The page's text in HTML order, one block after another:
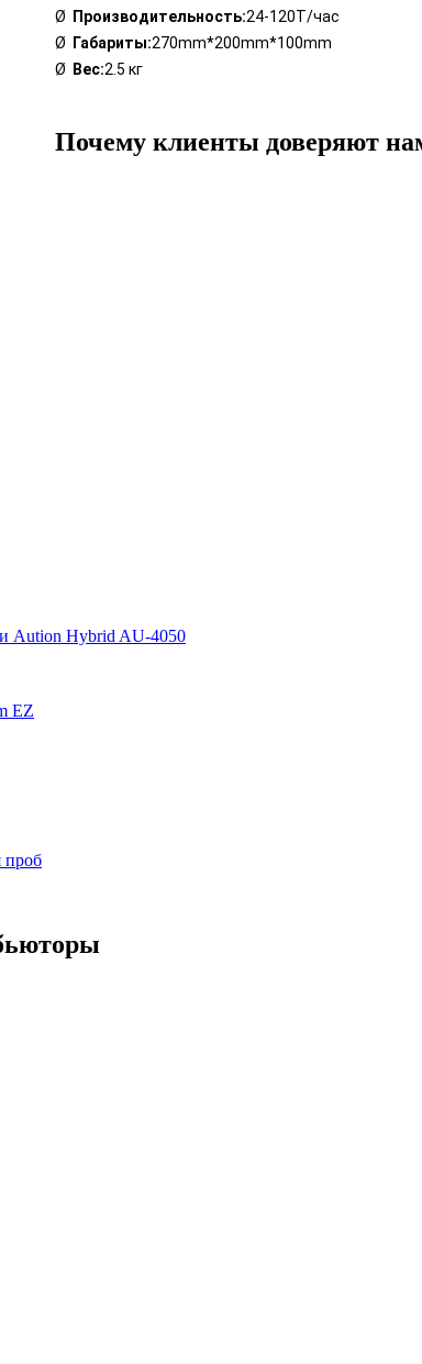
Ø Производительность:24-120Т/час
Ø Габариты:270mm*200mm*100mm
Ø Вес:2.5 кг
Почему клиенты доверяют
Aution Hybrid AU-4050
EZ
проб